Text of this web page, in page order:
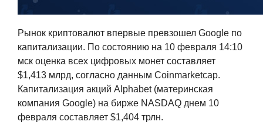
Рынок криптовалют впервые превзошел Google по
капитализации. По состоянию на 10 февраля 14:10
мск оценка всех цифровых монет составляет
$1,413 млрд, согласно данным Coinmarketcap.
Капитализация акций Alphabet (материнская
компания Google) на бирже NASDAQ днем 10
февраля составляет $1,404 трлн.